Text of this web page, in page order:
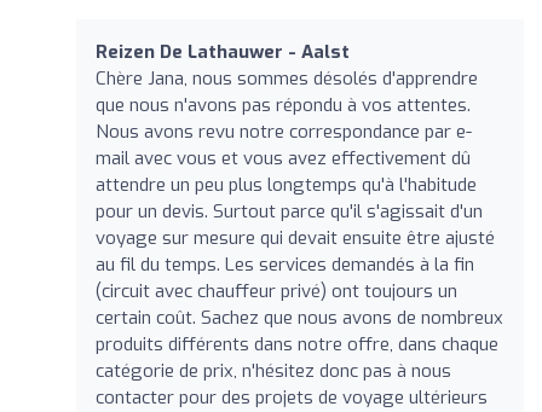
Reizen De Lathauwer - Aalst
Chère Jana, nous sommes désolés d'apprendre
que nous n'avons pas répondu à vos attentes.
Nous avons revu notre correspondance par e-
mail avec vous et vous avez effectivement dû
attendre un peu plus longtemps qu'à l'habitude
pour un devis. Surtout parce qu'il s'agissait d'un
voyage sur mesure qui devait ensuite être ajusté
au fil du temps. Les services demandés à la fin
(circuit avec chauffeur privé) ont toujours un
certain coût. Sachez que nous avons de nombreux
produits différents dans notre offre, dans chaque
catégorie de prix, n'hésitez donc pas à nous
contacter pour des projets de voyage ultérieurs